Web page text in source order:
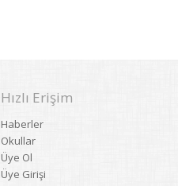
Hızlı Erişim
Haberler
Okullar
Üye Ol
Üye Girişi